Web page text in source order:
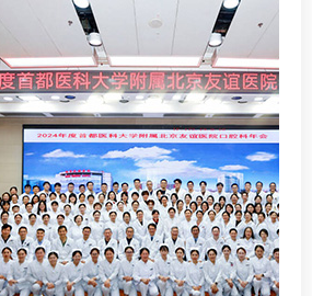
）口腔医学排名为第19名。